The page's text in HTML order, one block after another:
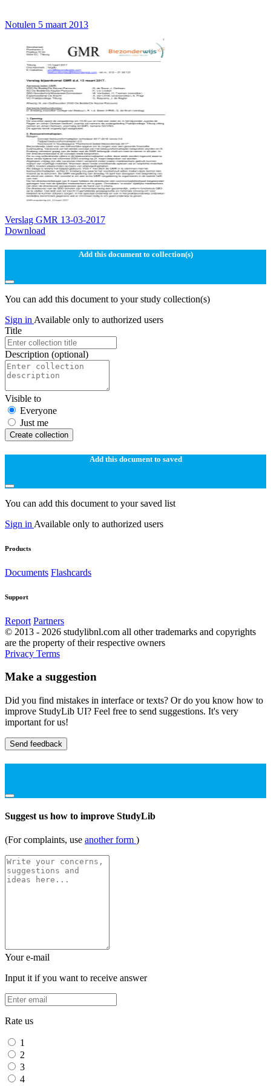
Notulen 5 maart 2013
Verslag GMR 13-03-2017
Download
Add this document to collection(s)
You can add this document to your study collection(s)
Sign in Available only to authorized users
Title
Description (optional)
Visible to
Everyone
Just me
Create collection
Add this document to saved
You can add this document to your saved list
Sign in Available only to authorized users
Products
Documents Flashcards
Support
Report Partners
© 2013 - 2026 studylibnl.com all other trademarks and copyrights
are the property of their respective owners
Privacy Terms
Make a suggestion
Did you find mistakes in interface or texts? Or do you know how to
improve StudyLib UI? Feel free to send suggestions. It's very
important for us!
Send feedback
Suggest us how to improve StudyLib
(For complaints, use another form )
Your e-mail
Input it if you want to receive answer
Rate us
1
2
3
4